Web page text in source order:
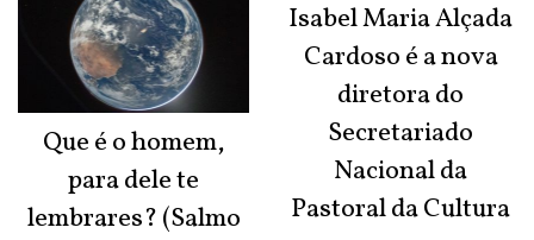
Que é o homem,
para dele te
lembrares? (Salmo
Isabel Maria Alçada
Cardoso é a nova
diretora do
Secretariado
Nacional da
Pastoral da Cultura